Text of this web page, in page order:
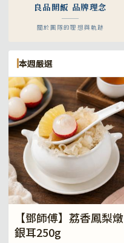
良品開飯 品牌理念
關於團隊的理想與軌跡
本週嚴選
【鄧師傅】荔香鳳梨燉
銀耳250g